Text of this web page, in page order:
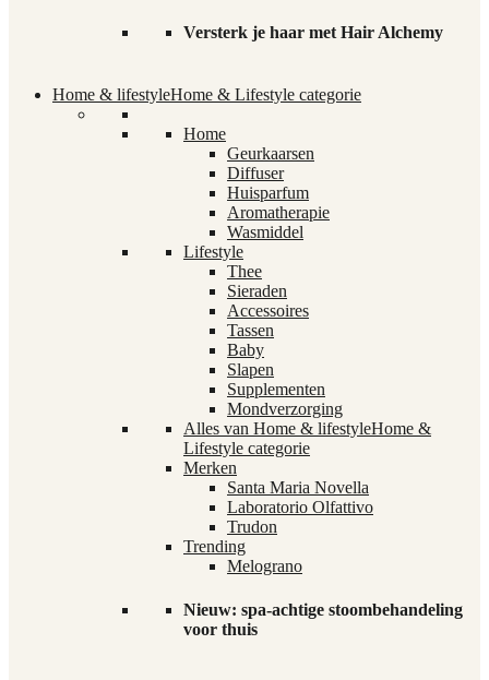
Versterk je haar met Hair Alchemy
Home & lifestyleHome & Lifestyle categorie
Home
Geurkaarsen
Diffuser
Huisparfum
Aromatherapie
Wasmiddel
Lifestyle
Thee
Sieraden
Accessoires
Tassen
Baby
Slapen
Supplementen
Mondverzorging
Alles van Home & lifestyleHome &
Lifestyle categorie
Merken
Santa Maria Novella
Laboratorio Olfattivo
Trudon
Trending
Melograno
Nieuw: spa-achtige stoombehandeling
voor thuis